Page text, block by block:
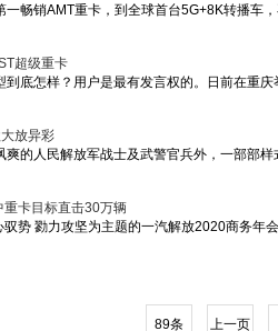
畅销AMT重卡，到全球首台5G+8K转播车
超级重卡
底怎样？用户是最有发言权的。日前在重
放异彩
的人民解放军战士及武警官兵外，一部部
卡目标直击30万辆
势 勠力攻坚为主题的一汽解放2020商务年
89条 上一页